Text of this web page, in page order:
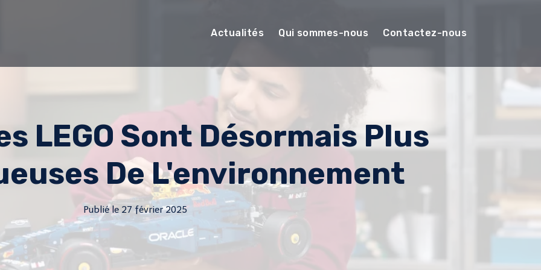
Actualités Qui sommes-nous Contactez-nous
LEGO Sont Désormais Plus
De L'environnement
Publié le 27 février 2025